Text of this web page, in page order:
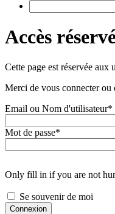
Accès
Cette page est réservée aux
Merci de vous connecter ou
Email ou Nom d'utilisateur*
Mot de passe*
Only fill in if you are not
Se souvenir de moi